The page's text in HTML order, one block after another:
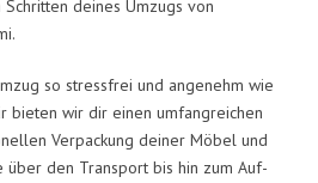
deines Umzugs von
so stressfrei und angenehm wie
bieten wir dir einen umfangreichen
Verpackung deiner Möbel und
über den Transport bis hin zum Auf-